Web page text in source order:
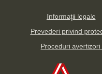
Informaţii legale
Prevederi privind
Proceduri